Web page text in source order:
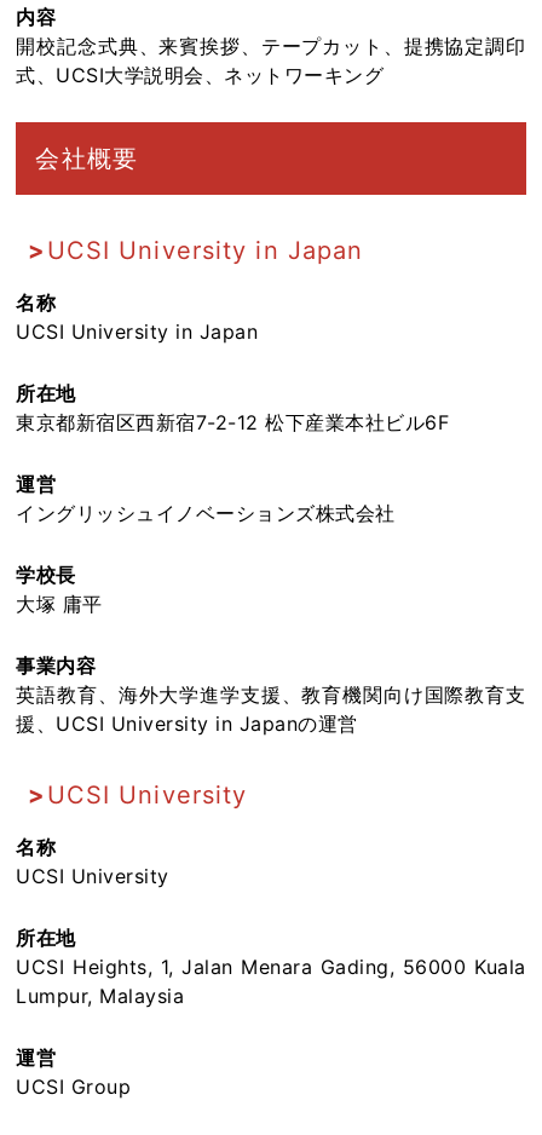
内容
開校記念式典、来賓挨拶、テープカット、提携協定調印
式、UCSI大学説明会、ネットワーキング
会社概要
UCSI University in Japan
名称
UCSI University in Japan
所在地
東京都新宿区西新宿7-2-12 松下産業本社ビル6F
運営
イングリッシュイノベーションズ株式会社
学校長
大塚 庸平
事業内容
英語教育、海外大学進学支援、教育機関向け国際教育支
援、UCSI University in Japanの運営
UCSI University
名称
UCSI University
所在地
UCSI Heights, 1, Jalan Menara Gading, 56000 Kuala
Lumpur, Malaysia
運営
UCSI Group